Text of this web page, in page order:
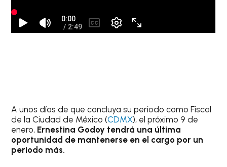
A unos días de que concluya su periodo como Fiscal
de la Ciudad de México (CDMX), el próximo 9 de
enero, Ernestina Godoy tendrá una última
oportunidad de mantenerse en el cargo por un
periodo más.